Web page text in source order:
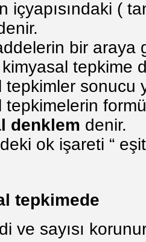
içyapısındaki (
bir
tepkime
tepkimler sonucu
tepkimelerin
denklem denir.
ok işareti “
tepkimede
ve sayısı